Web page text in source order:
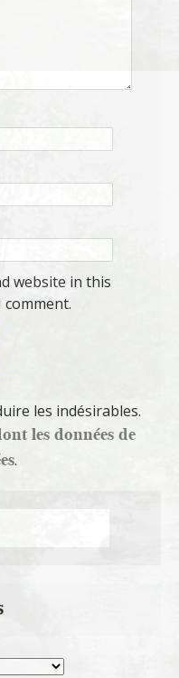
website in this
les indésirables.
les données de
.